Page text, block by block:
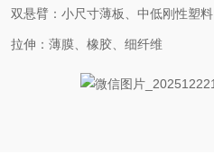
双悬臂：小尺寸薄板、中低刚性塑料
拉伸：薄膜、橡胶、细纤维